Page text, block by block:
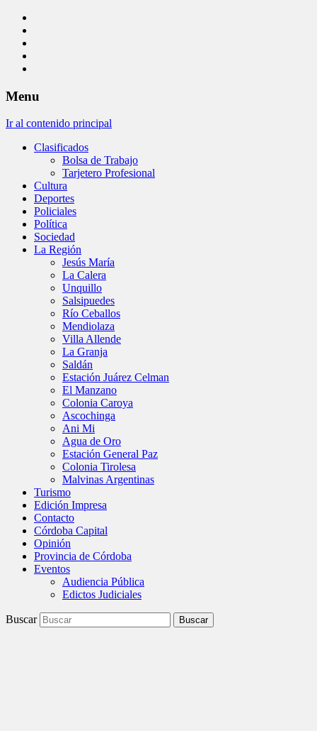
Menu
Ir al contenido principal
Clasificados
Bolsa de Trabajo
Tarjetero Profesional
Cultura
Deportes
Policiales
Política
Sociedad
La Región
Jesús María
La Calera
Unquillo
Salsipuedes
Río Ceballos
Mendiolaza
Villa Allende
La Granja
Saldán
Estación Juárez Celman
El Manzano
Colonia Caroya
Ascochinga
Ani Mi
Agua de Oro
Estación General Paz
Colonia Tirolesa
Malvinas Argentinas
Turismo
Edición Impresa
Contacto
Córdoba Capital
Opinión
Provincia de Córdoba
Eventos
Audiencia Pública
Edictos Judiciales
Buscar